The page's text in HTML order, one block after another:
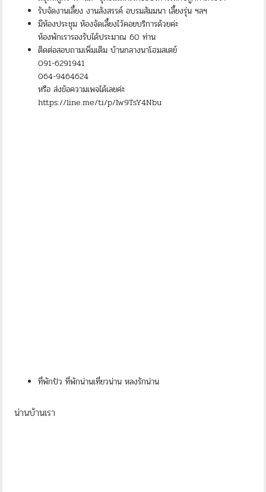
รับจัดงานเลี้ยง งานสังสรรค์ อบรมสัมมนา เลี้ยงรุ่น ฯลฯ
มีห้องประชุม ห้องจัดเลี้ยงไว้คอยบริการด้วยค่ะ
ห้องพักเรารองรับได้ประมาณ 60 ท่าน
ติดต่อสอบถามเพิ่มเติม บ้านกลางนาโฮมสเตย์
091-6291941
064-9464624
หรือ ส่งข้อความเพจได้เลยค่ะ
https://line.me/ti/p/Iw9TsY4Nbu
ที่พักปัว ที่พักน่านเที่ยวน่าน หลงรักน่าน
น่านบ้านเรา